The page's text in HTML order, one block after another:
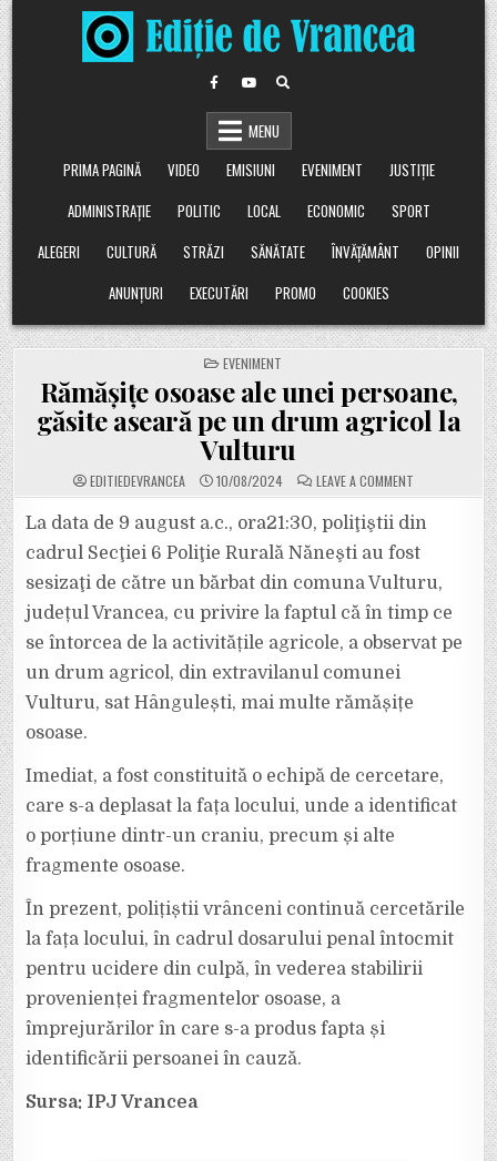
Skip
to
content
MENU
PRIMA PAGINĂ
VIDEO EMISIUNI EVENIMENT
JUSTIȚIE
ADMINISTRAȚIE
POLITIC LOCAL ECONOMIC
SPORT
ALEGERI
CULTURĂ STRĂZI SĂNĂTATE ÎNVĂȚĂMÂNT
OPINII
ANUNȚURI
EXECUTĂRI PROMO COOKIES
POSTED
IN
EVENIMENT
Rămășițe osoase ale unei persoane,
găsite aseară pe un drum agricol la
Vulturu
EDITIEDEVRANCEA 10/08/2024 LEAVE A COMMENTON
RĂMĂȘIȚE
ALE
UNEI
PERSOANE,
GĂSITE
PE
DRUM
AGRICOL
LA
VULTURU
La data de 9 august a.c., ora21:30, poliţiştii din
cadrul Secţiei 6 Poliţie Rurală Năneşti au fost
sesizaţi de către un bărbat din comuna Vulturu,
județul Vrancea, cu privire la faptul că în timp ce
se întorcea de la activitățile agricole, a observat pe
un drum agricol, din extravilanul comunei
Vulturu, sat Hângulești, mai multe rămășițe
osoase.
Imediat, a fost constituită o echipă de cercetare,
care s-a deplasat la fața locului, unde a identificat
o porțiune dintr-un craniu, precum și alte
fragmente osoase.
În prezent, polițiștii vrânceni continuă cercetările
la fața locului, în cadrul dosarului penal întocmit
pentru ucidere din culpă, în vederea stabilirii
provenienței fragmentelor osoase, a
împrejurărilor în care s-a produs fapta și
identificării persoanei în cauză.
Sursa: IPJ Vrancea